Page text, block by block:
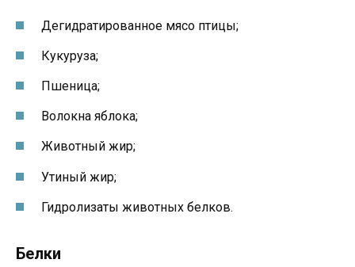
Дегидратированное мясо птицы;
Кукуруза;
Пшеница;
Волокна яблока;
Животный жир;
Утиный жир;
Гидролизаты животных белков.
Белки